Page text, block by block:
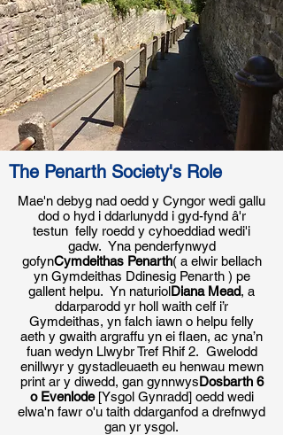
The Penarth Society's Role
Mae'n debyg nad oedd y Cyngor wedi gallu
dod o hyd i ddarlunydd i gyd-fynd â'r
testun felly roedd y cyhoeddiad wedi'i
gadw. Yna penderfynwyd
gofynCymdeithas Penarth( a elwir bellach
yn Gymdeithas Ddinesig Penarth ) pe
gallent helpu. Yn naturiolDiana Mead, a
ddarparodd yr holl waith celf i’r
Gymdeithas, yn falch iawn o helpu felly
aeth y gwaith argraffu yn ei flaen, ac yna’n
fuan wedyn Llwybr Tref Rhif 2. Gwelodd
enillwyr y gystadleuaeth eu henwau mewn
print ar y diwedd, gan gynnwysDosbarth 6
o Evenlode[Ysgol Gynradd] oedd wedi
elwa'n fawr o'u taith ddarganfod a drefnwyd
gan yr ysgol.